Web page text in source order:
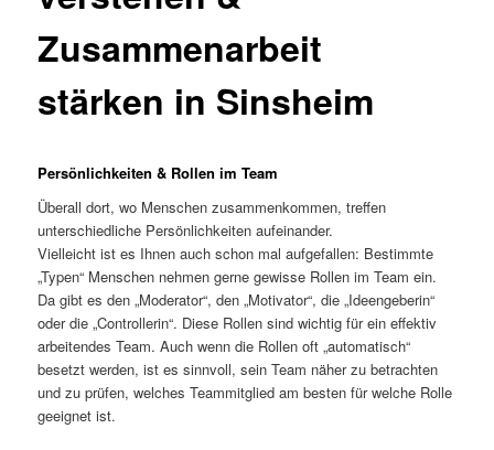
Zusammenarbeit
stärken in Sinsheim
Persönlichkeiten & Rollen im Team
Überall dort, wo Menschen zusammenkommen, treffen
unterschiedliche Persönlichkeiten aufeinander.
Vielleicht ist es Ihnen auch schon mal aufgefallen: Bestimmte
„Typen“ Menschen nehmen gerne gewisse Rollen im Team ein.
Da gibt es den „Moderator“, den „Motivator“, die „Ideengeberin“
oder die „Controllerin“. Diese Rollen sind wichtig für ein effektiv
arbeitendes Team. Auch wenn die Rollen oft „automatisch“
besetzt werden, ist es sinnvoll, sein Team näher zu betrachten
und zu prüfen, welches Teammitglied am besten für welche Rolle
geeignet ist.